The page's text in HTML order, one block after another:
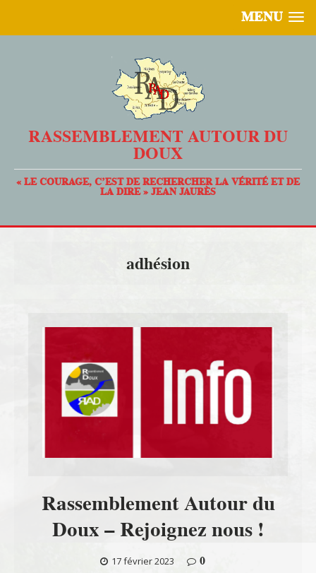
MENU
RASSEMBLEMENT AUTOUR DU
DOUX
« LE COURAGE, C’EST DE RECHERCHER LA VÉRITÉ ET DE
LA DIRE » JEAN JAURÈS
adhésion
Rassemblement Autour du
Doux – Rejoignez nous !
17 février 2023
0